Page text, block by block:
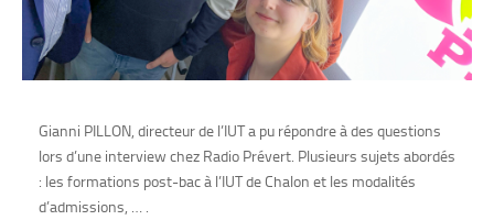
Gianni PILLON, directeur de l’IUT a pu répondre à des questions
lors d’une interview chez Radio Prévert. Plusieurs sujets abordés
: les formations post-bac à l’IUT de Chalon et les modalités
d’admissions, … .